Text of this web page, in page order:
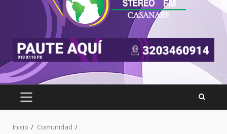
Inicio
Comunidad